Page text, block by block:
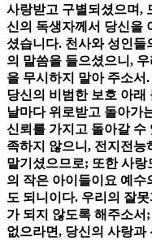
사랑받고 구별되셨으며,
신의 독생자께서 당신을
셨습니다. 천사와 성인들
의 말씀을 들으셨으니,
을 무시하지 말아 주소서
당신의 비범한 보호 아
날마다 위로받고 돌아가
신뢰를 가지고 돌아갈 수
족하지 않으니, 전지전능
맡기셨으므로; 또한 사
의 작은 아이들이요 예
도 되니이다. 우리의 잘
가 되지 않도록 해주소
없으라면, 당신의 사랑과